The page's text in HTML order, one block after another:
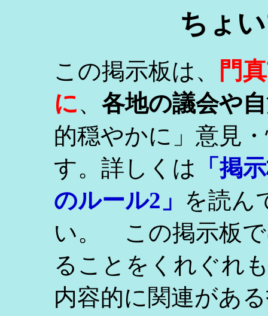
ちょ
この掲示板は、
門
に、 各地の議会や
的穏やかに」意見
す。詳しくは
「掲
のルール2」 を読ん
い。 この掲示板で
ることをくれぐれ
内容的に関連があ